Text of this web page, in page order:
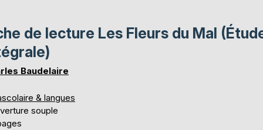
de lecture Les Fleurs du Mal
Baudelaire
& langues
souple